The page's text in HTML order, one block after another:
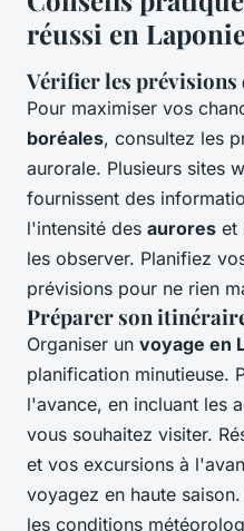
réussi en
Vérifier les prévisions
Pour maximiser vos
boréales, consultez les
aurorale. Plusieurs sites
fournissent des
l'intensité des aurores et
les observer. Planifiez
prévisions pour ne rien
Préparer son
Organiser un voyage en
planification minutieuse.
l'avance, en incluant les
vous souhaitez visiter.
et vos excursions à
voyagez en haute
les conditions